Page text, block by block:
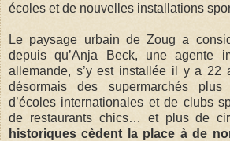
écoles et de nouvelles installations
Le paysage urbain de Zoug a
depuis qu’Anja Beck, une agente
allemande, s’y est installée il y a 22
désormais des supermarchés plus
d’écoles internationales et de clubs
de restaurants chics… et plus de
historiques cèdent la place à de